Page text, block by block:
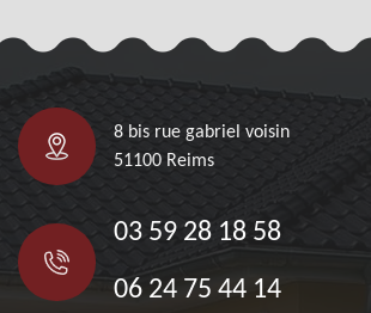
8 bis rue gabriel voisin
51100 Reims
03 59 28 18 58
06 24 75 44 14